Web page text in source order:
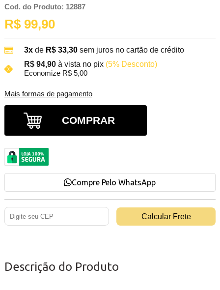
Cod. do Produto: 12887
R$ 99,90
3xde R$ 33,30 sem juros no cartão de crédito
R$ 94,90 à vista no pix (5% Desconto)
Economize R$ 5,00
Mais formas de pagamento
COMPRAR
Compre Pelo WhatsApp
Descrição do Produto